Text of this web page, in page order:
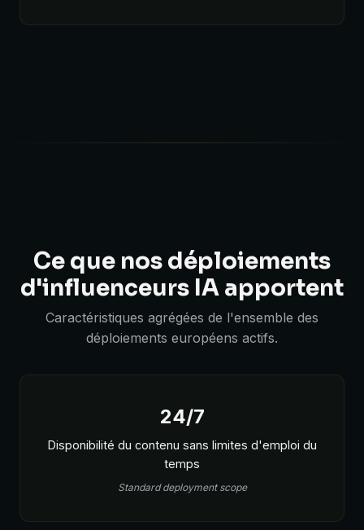
Ce que nos déploiements
d'influenceurs IA apportent
Caractéristiques agrégées de l'ensemble des
déploiements européens actifs.
24/7
Disponibilité du contenu sans limites d'emploi du
temps
Standard deployment scope